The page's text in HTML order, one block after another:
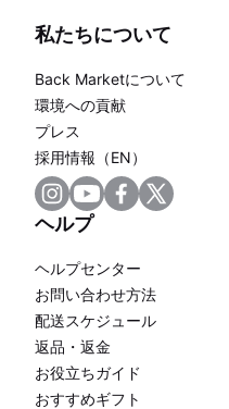
私たちについて
Back Marketについて
環境への貢献
プレス
採用情報（EN）
ヘルプ
ヘルプセンター
お問い合わせ方法
配送スケジュール
返品・返金
お役立ちガイド
おすすめギフト